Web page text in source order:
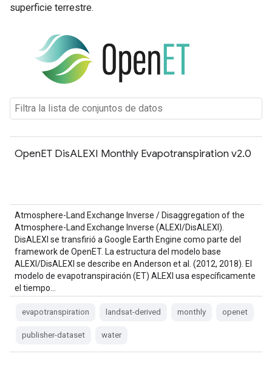
superficie terrestre.
OpenET DisALEXI Monthly Evapotranspiration v2.0
Atmosphere-Land Exchange Inverse / Disaggregation of the
Atmosphere-Land Exchange Inverse (ALEXI/DisALEXI).
DisALEXI se transfirió a Google Earth Engine como parte del
framework de OpenET. La estructura del modelo base
ALEXI/DisALEXI se describe en Anderson et al. (2012, 2018). El
modelo de evapotranspiración (ET) ALEXI usa específicamente
el tiempo…
evapotranspiration landsat-derived monthly openet
publisher-dataset water